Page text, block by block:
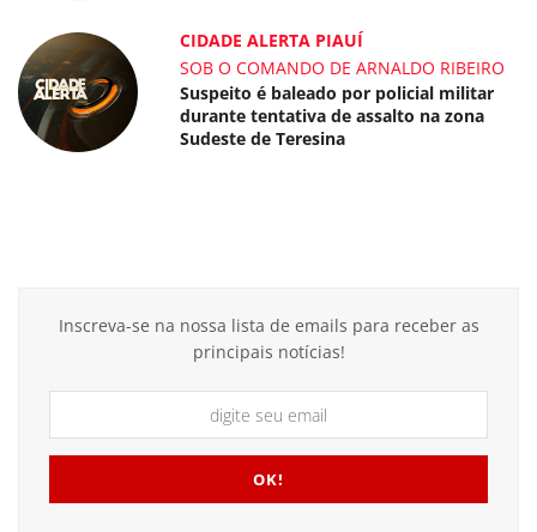
CIDADE ALERTA PIAUÍ
SOB O COMANDO DE ARNALDO RIBEIRO
Suspeito é baleado por policial militar
durante tentativa de assalto na zona
Sudeste de Teresina
Inscreva-se na nossa lista de emails para receber as
principais notícias!